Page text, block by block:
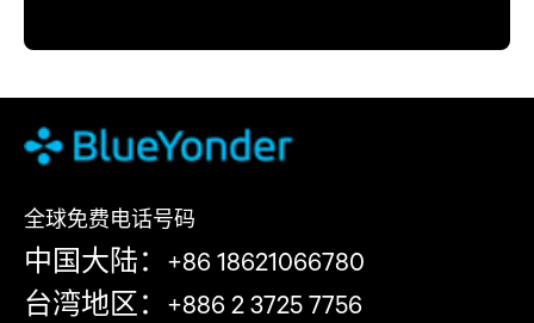
全球免费电话号码
中国大陆：+86 18621066780
台湾地区：+886 2 3725 7756